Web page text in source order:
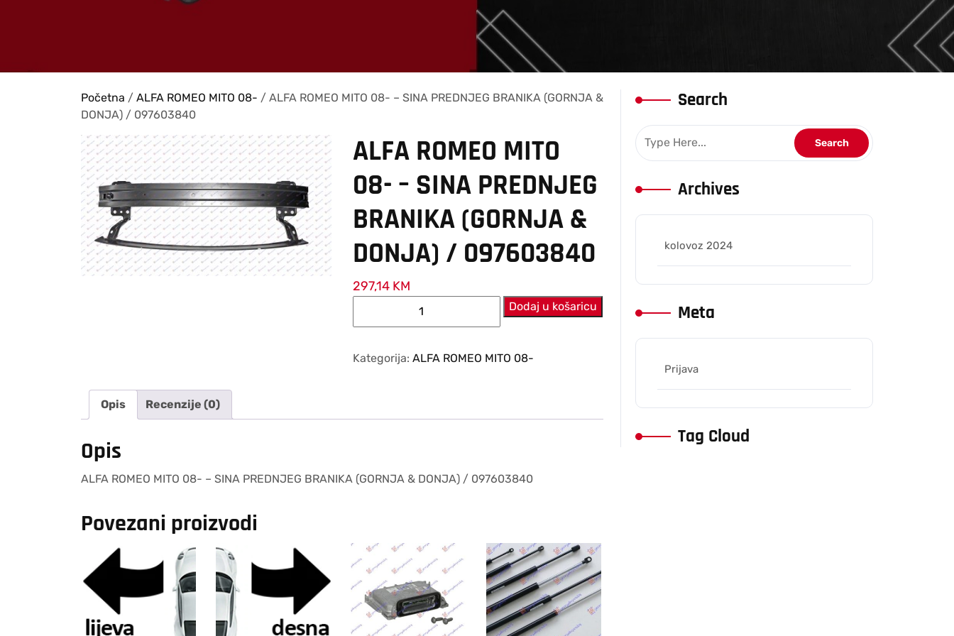
Početna / ALFA ROMEO MITO 08- / ALFA ROMEO MITO 08- – SINA PREDNJEG BRANIKA (GORNJA &
DONJA) / 097603840
ALFA ROMEO MITO
08- – SINA PREDNJEG
BRANIKA (GORNJA &
DONJA) / 097603840
297,14 KM
08-
BRANIKA
DONJA)
Dodaj u košaricu
Kategorija: ALFA ROMEO MITO 08-
Opis Recenzije (0)
Opis
ALFA ROMEO MITO 08- – SINA PREDNJEG BRANIKA (GORNJA & DONJA) / 097603840
Povezani proizvodi
Search
Archives
kolovoz 2024
Meta
Prijava
Tag Cloud